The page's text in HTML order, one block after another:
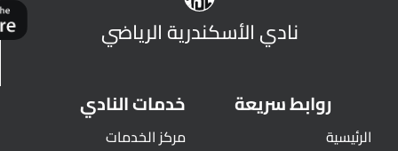
نادي الأسكندرية الرياضي
روابط سريعة
الرئيسية
خدمات النادي
مركز الخدمات